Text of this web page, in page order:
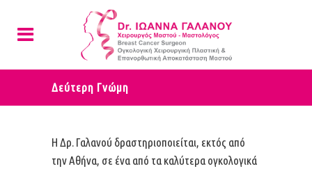
Δεύτερη Γνώμη
Η Δρ. Γαλανού δραστηριοποιείται, εκτός από
την Αθήνα, σε ένα από τα καλύτερα ογκολογικά